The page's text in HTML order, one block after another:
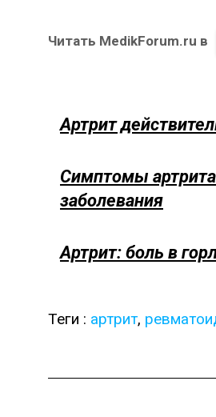
Читать MedikForum.ru в
Артрит
Симптомы
заболевания
Артрит: боль в
Теги : артрит,